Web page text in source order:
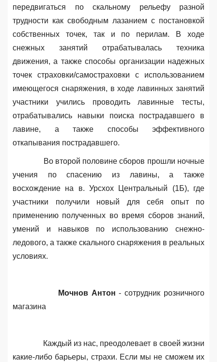
передвигаться по скальному рельефу разной
трудности как свободным лазанием с постановкой
собственных точек, так и по перилам. В ходе
снежных занятий отрабатывалась техника
движения, а также способы организации надежных
точек страховки/самостраховки с использованием
имеющегося снаряжения, в ходе лавинных занятий
участники учились проводить лавинные тесты,
отрабатывались навыки поиска пострадавшего в
лавине, а также способы эффективного
откапывания пострадавшего.
Во второй половине сборов прошли ночные
учения по спасению из лавины, а также
восхождение на в. Урсхох Центральный (1Б), где
участники получили новый для себя опыт по
применению полученных во время сборов знаний,
умений и навыков по использованию снежно-
ледового, а также скального снаряжения в реальных
условиях.
Мочнов Антон - сотрудник розничного
магазина
Каждый из нас, преодолевает в своей жизни
какие-либо барьеры, страхи. Если мы не сможем их